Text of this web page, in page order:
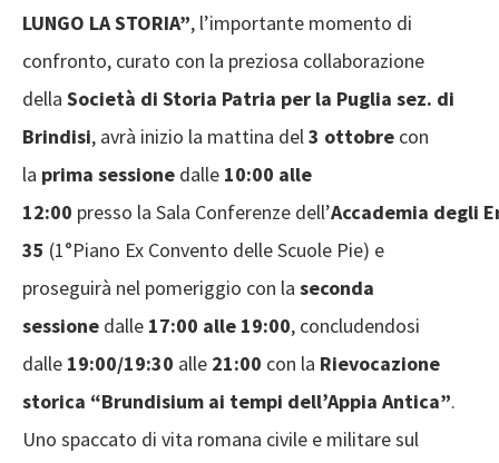
LUNGO LA STORIA”, l’importante momento di
confronto, curato con la preziosa collaborazione
della Società di Storia Patria per la Puglia sez. di
Brindisi, avrà inizio la mattina del3 ottobre con
la prima sessione dalle 10:00 alle
12:00 presso la Sala Conferenze dell’Accademia degli
35 (1°Piano Ex Convento delle Scuole Pie) e
proseguirà nel pomeriggio con la seconda
sessione dalle 17:00 alle 19:00, concludendosi
dalle 19:00/19:30 alle 21:00 con la Rievocazione
storica “Brundisium ai tempi dell’Appia Antica”.
Uno spaccato di vita romana civile e militare sul